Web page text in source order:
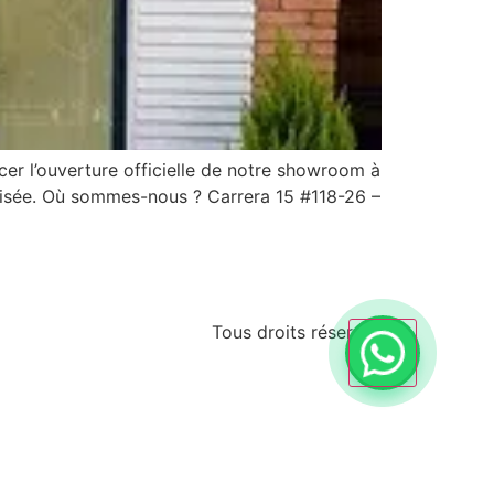
l’ouverture officielle de notre showroom à
Où sommes-nous ? Carrera 15 #118-26 –
Tous droits réservés